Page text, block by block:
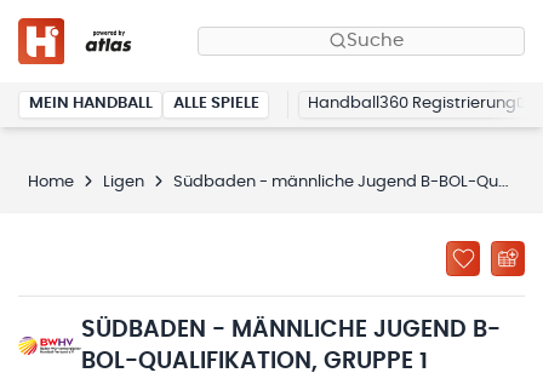
Suche
MEIN HANDBALL ALLE SPIELE Handball360 Registrierung
Home Ligen Südbaden - männliche Jugend B-BOL-Qualifikation, Gruppe 1
SÜDBADEN - MÄNNLICHE JUGEND B-
BOL-QUALIFIKATION, GRUPPE 1